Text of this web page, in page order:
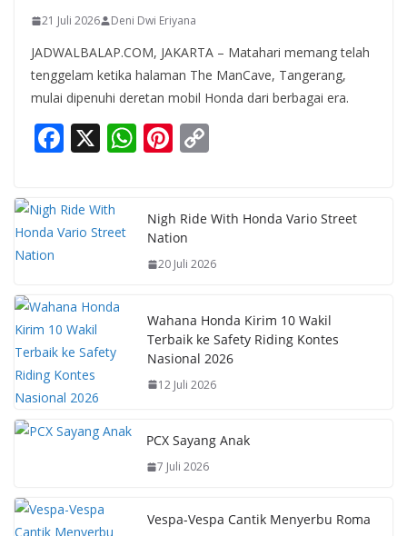
21 Juli 2026 Deni Dwi Eriyana
JADWALBALAP.COM, JAKARTA – Matahari memang telah
tenggelam ketika halaman The ManCave, Tangerang,
mulai dipenuhi deretan mobil Honda dari berbagai era.
F
e
b
k
X W
s
A
p
Pi
e
st
y
Li
k
Nigh Ride With Honda Vario Street
Nation
20 Juli 2026
Wahana Honda Kirim 10 Wakil
Terbaik ke Safety Riding Kontes
Nasional 2026
12 Juli 2026
PCX Sayang Anak
7 Juli 2026
Vespa-Vespa Cantik Menyerbu Roma